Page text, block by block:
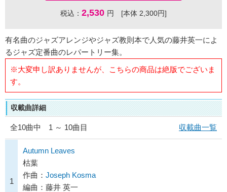
税込： 2,530 円 [本体 2,300円]
有名曲のジャズアレンジやジャズ教則本で人気の藤井英一によ
るジャズ定番曲のレパートリー集。
※大変申し訳ありませんが、こちらの商品は絶版でございま
す。
収載曲詳細
全10曲中 1 ～ 10曲目 収載曲一覧
1
Autumn Leaves
枯葉
作曲： Joseph Kosma
編曲：藤井 英一